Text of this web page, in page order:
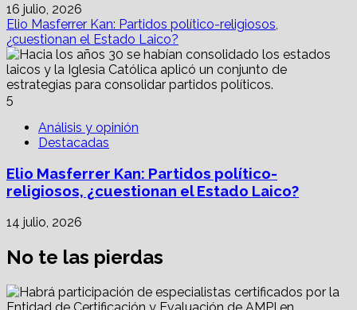
16 julio, 2026
Elio Masferrer Kan: Partidos político-religiosos,
¿cuestionan el Estado Laico?
5
Análisis y opinión
Destacadas
Elio Masferrer Kan: Partidos político-
religiosos, ¿cuestionan el Estado Laico?
14 julio, 2026
No te las pierdas